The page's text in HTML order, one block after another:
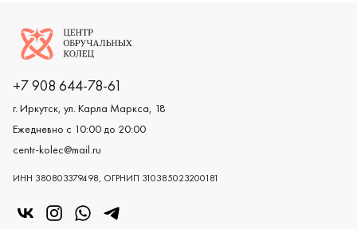
Логотип компании
+7 908 644-78-61
г. Иркутск, ул. Карла Маркса, 18
Ежедневно с 10:00 до 20:00
centr-kolec@mail.ru
ИНН 380803379498, ОГРНИП 310385023200181
«Центр колец» в VK
«Центр колец» в Instagram
«Центр колец» в Whatsapp
«Центр колец» в Telegram